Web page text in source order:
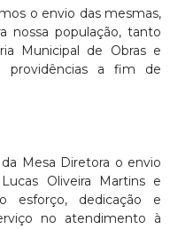
o envio das mesmas,
nossa população, tanto
Municipal de Obras e
providências a fim de
Mesa Diretora o envio
Oliveira Martins e
esforço, dedicação e
no atendimento à